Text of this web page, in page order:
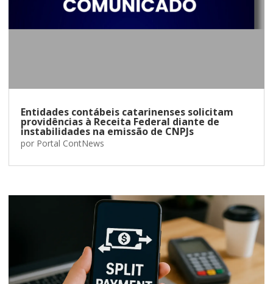
Entidades contábeis catarinenses solicitam
providências à Receita Federal diante de
instabilidades na emissão de CNPJs
por Portal ContNews